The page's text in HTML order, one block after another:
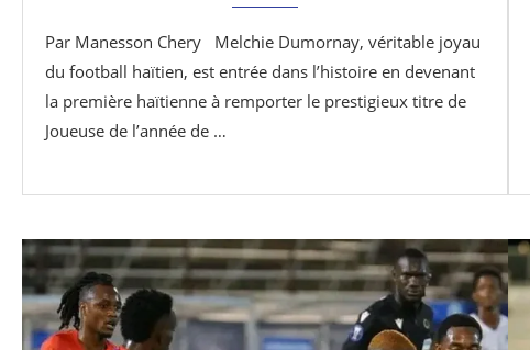
Par Manesson Chery Melchie Dumornay, véritable joyau
du football haïtien, est entrée dans l’histoire en devenant
la première haïtienne à remporter le prestigieux titre de
Joueuse de l’année de …